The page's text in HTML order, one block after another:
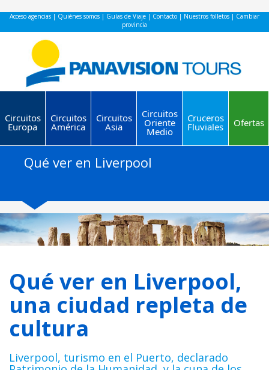
Acceso agencias | Quiénes somos | Guías de Viaje | Contacto | Nuestros folletos | Cambiar
provincia
Circuitos
Europa
Circuitos
América
Circuitos
Asia
Circuitos
Oriente
Medio
Cruceros
Fluviales Ofertas
Qué ver en Liverpool
Qué ver en Liverpool,
una ciudad repleta de
cultura
Liverpool, turismo en el Puerto, declarado